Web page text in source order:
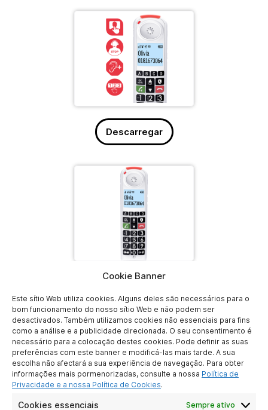
Cookie Banner
Este sítio Web utiliza cookies. Alguns deles são necessários para o
bom funcionamento do nosso sítio Web e não podem ser
desactivados. Também utilizamos cookies não essenciais para fins
como a análise e a publicidade direcionada. O seu consentimento é
necessário para a colocação destes cookies. Pode definir as suas
preferências com este banner e modificá-las mais tarde. A sua
escolha não afectará a sua experiência de navegação. Para obter
informações mais pormenorizadas, consulte a nossa Política de
Privacidade e a nossa Política de Cookies.
Cookies essenciais Sempre ativo
Descarregar
ATLINKS EUROPE
28 Boulevard Belle Rive
France